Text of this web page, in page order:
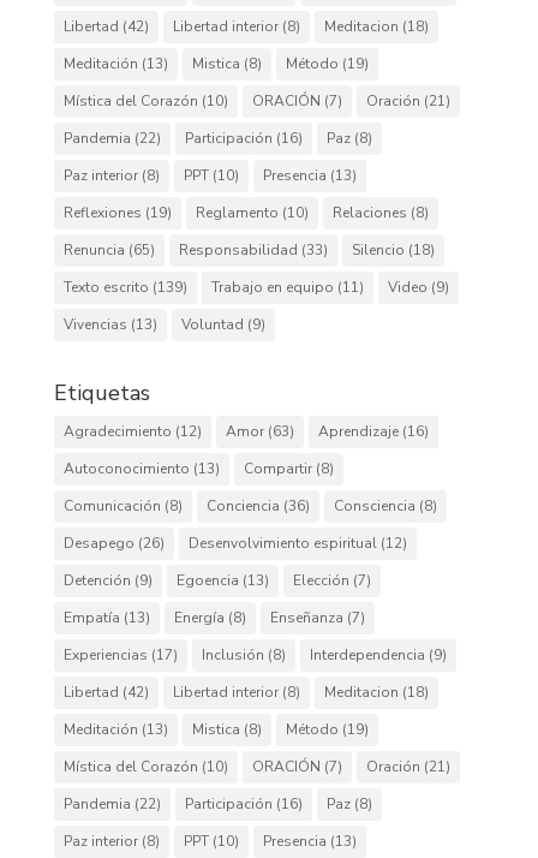
Libertad (42) Libertad interior(8) Meditacion (18)
Meditación (13) Mistica (8) Método (19)
Mística del Corazón (10) ORACIÓN (7) Oración (21)
Pandemia (22) Participación (16) Paz(8)
Paz interior(8) PPT(10) Presencia (13)
Reflexiones (19) Reglamento (10) Relaciones (8)
Renuncia (65) Responsabilidad (33) Silencio (18)
Texto escrito (139) Trabajo en equipo (11) Video (9)
Vivencias (13) Voluntad (9)
Etiquetas
Agradecimiento (12) Amor(63) Aprendizaje(16)
Autoconocimiento (13) Compartir(8)
Comunicación (8) Conciencia (36) Consciencia (8)
Desapego (26) Desenvolvimiento espiritual(12)
Detención (9) Egoencia (13) Elección (7)
Empatía (13) Energía (8) Enseñanza (7)
Experiencias (17) Inclusión (8) Interdependencia (9)
Libertad (42) Libertad interior(8) Meditacion (18)
Meditación (13) Mistica (8) Método (19)
Mística del Corazón (10) ORACIÓN (7) Oración (21)
Pandemia (22) Participación (16) Paz(8)
Paz interior(8) PPT(10) Presencia (13)